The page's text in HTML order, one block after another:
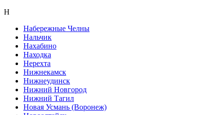
Н
Набережные Челны
Нальчик
Нахабино
Находка
Нерехта
Нижнекамск
Нижнеудинск
Нижний Новгород
Нижний Тагил
Новая Усмань (Воронеж)